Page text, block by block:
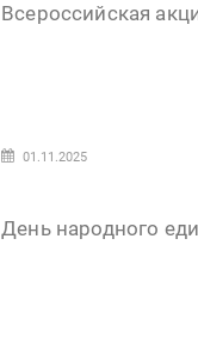
Всероссийская
01.11.2025
День народного